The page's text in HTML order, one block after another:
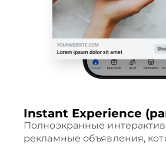
Instant Experience
Полноэкранные
рекламные объявления,